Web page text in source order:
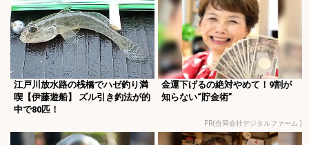
江戸川放水路の桟橋でハゼ釣り満
喫【伊藤遊船】 ズル引き釣法が的
中で80匹！
金運下げるの絶対やめて！9割が
知らない“貯金術”
PR(合同会社デジタルファーム )